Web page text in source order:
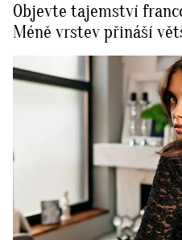
Objevte tajemství
Méně vrstev přináší